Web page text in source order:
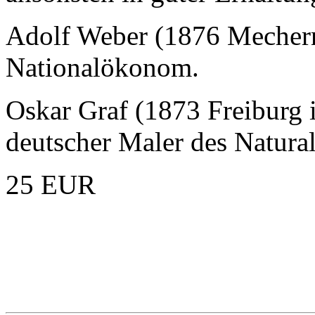
Adolf Weber (1876
Nationalökonom.
Oskar Graf (1873
deutscher Maler des
25 EUR